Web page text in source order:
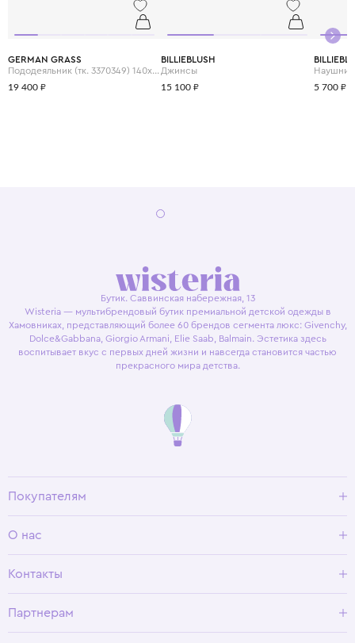
GERMAN GRASS
Пододеяльник (тк. 3370349) 140х205 отделка кружевом
19 400 ₽
BILLIEBLUSH
Джинсы
15 100 ₽ 5 700 ₽
Бутик. Саввинская набережная, 13
Wisteria — мультибрендовый бутик премиальной детской одежды в
Хамовниках, представляющий более 60 брендов сегмента люкс: Givenchy,
Dolce&Gabbana, Giorgio Armani, Elie Saab, Balmain. Эстетика здесь
воспитывает вкус с первых дней жизни и навсегда становится частью
прекрасного мира детства.
Покупателям
Условия возврата
О нас
Программа лояльности
Контакты
Партнерам